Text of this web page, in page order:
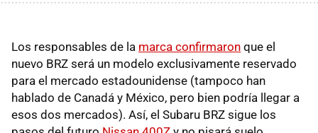
Los responsables de la marca confirmaron que el
nuevo BRZ será un modelo exclusivamente reservado
para el mercado estadounidense (tampoco han
hablado de Canadá y México, pero bien podría llegar a
esos dos mercados). Así, el Subaru BRZ sigue los